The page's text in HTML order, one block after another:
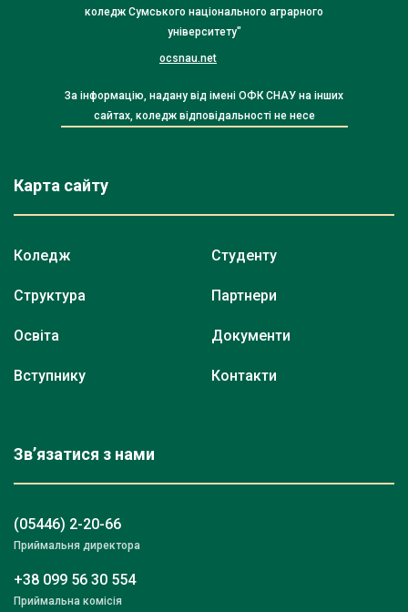
коледж Сумського національного аграрного
університету"
ocsnau.net
За інформацію, надану від імені ОФК СНАУ на інших
сайтах, коледж відповідальності не несе
Карта сайту
Коледж
Структура
Освіта
Вступнику
Студенту
Партнери
Документи
Контакти
Зв’язатися з нами
(05446) 2-20-66
Приймальня директора
+38 099 56 30 554
Приймальна комісія